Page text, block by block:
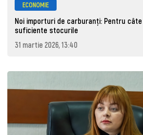
ECONOMIE
Noi importuri de carburanți: Pentru
suficiente stocurile
31 martie 2026, 13:40